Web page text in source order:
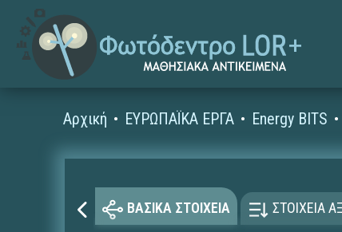
Αρχική ΕΥΡΩΠΑΪΚΑ ΕΡΓΑ Energy BITS
ΒΑΣΙΚΑ ΣΤΟΙΧΕΙΑ ΣΤΟΙΧΕΙΑ